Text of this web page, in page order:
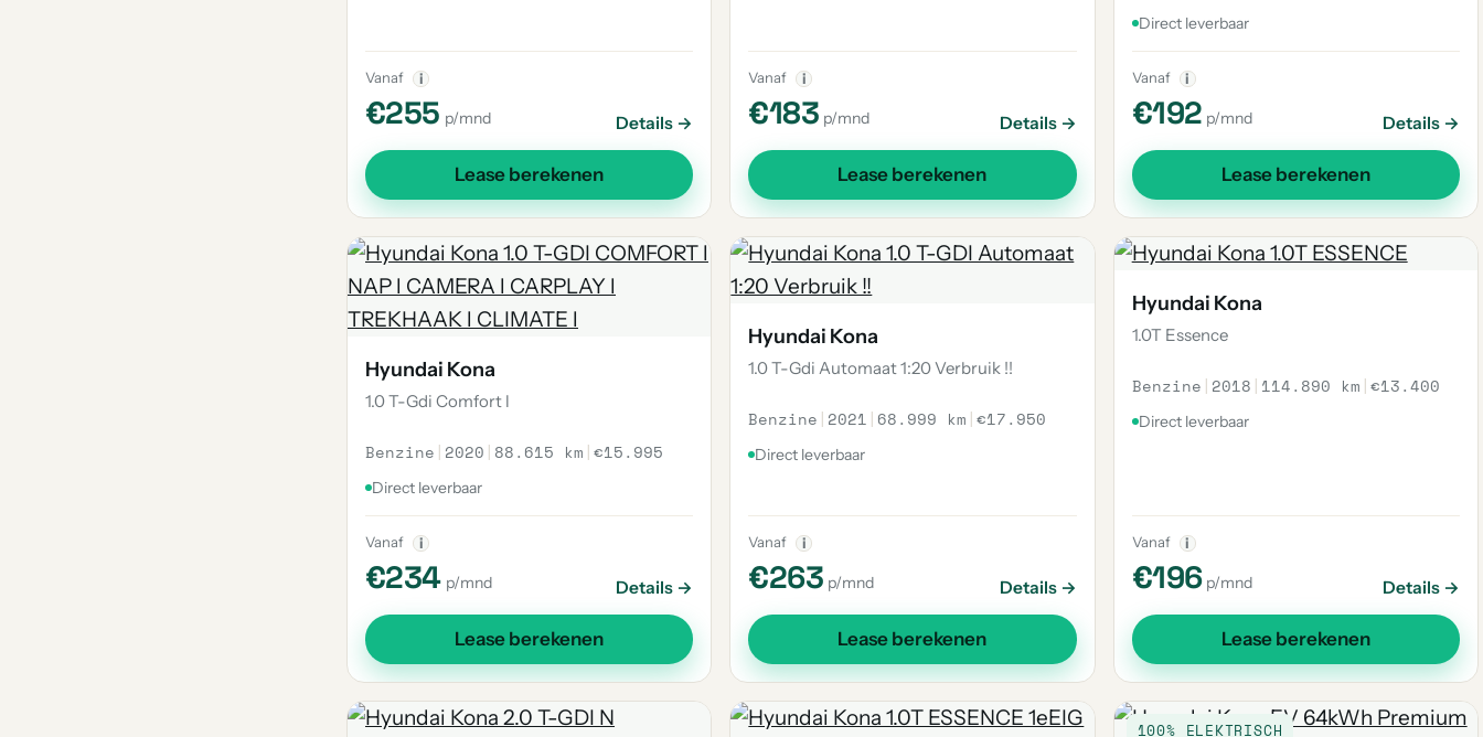
Vanaf i
€255 p/mnd Details →
Lease berekenen
Vanaf i
€183 p/mnd Details →
Lease berekenen
Direct leverbaar
Vanaf i
€192 p/mnd Details →
Lease berekenen
Hyundai Kona
1.0 T-Gdi Comfort l
Benzine | 2020 | 88.615 km |€15.995
Direct leverbaar
Vanaf i
€234 p/mnd Details →
Lease berekenen
Hyundai Kona
1.0 T-Gdi Automaat 1:20 Verbruik !!
Benzine | 2021 | 68.999 km |€17.950
Direct leverbaar
Vanaf i
€263 p/mnd Details →
Lease berekenen
Hyundai Kona
1.0T Essence
Benzine | 2018 | 114.890 km |€13.400
Direct leverbaar
Vanaf i
€196 p/mnd Details →
Lease berekenen
100% ELEKTRISCH